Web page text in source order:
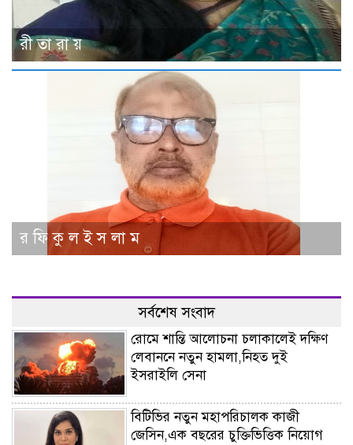
রী তা রা য়
র ফি কু ল ই স লা ম
সর্বশেষ সংবাদ
রোমে শান্তি আলোচনা চলাকালেই দক্ষিণ
লেবাননে নতুন হামলা,নিহত দুই
ইসরাইলি সেনা
বিটিভির নতুন মহাপরিচালক কাজী
জেসিন,এক বছরের চুক্তিভিত্তিক নিয়োগ